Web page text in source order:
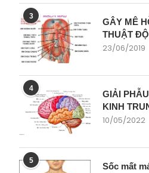
3
GÂY MÊ
THUẬT
23/06/2019
4
GIẢI
KINH
10/05/2022
5
Sốc mất